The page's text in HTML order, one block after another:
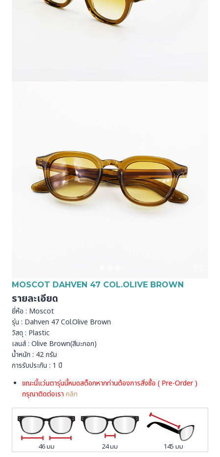
MOSCOT DAHVEN 47 COL.OLIVE BROWN
รายละเอียด
ยี่ห้อ : Moscot
รุ่น : Dahven 47 Col.Olive Brown
วัสดุ : Plastic
เลนส์ : Olive Brown(สีมะกอก)
น้ำหนัก : 42 กรัม
การรับประกัน : 1 ปี
ขณะนี้แว่นตารุ่นนี้หมดสต็อกหากท่านต้องการสั่งชื้อ ( Pre-Order )
กรุณาติดต่อเรา คลิก
46 มม 24 มม 145 มม